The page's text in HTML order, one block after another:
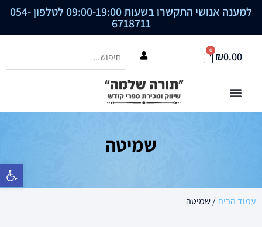
פתח סרגל
למענה אנושי התקשרו בשעות 09:00-19:00 לטלפון 054-
6718711
₪0.00
0
שמיטה
עמוד הבית/ שמיטה